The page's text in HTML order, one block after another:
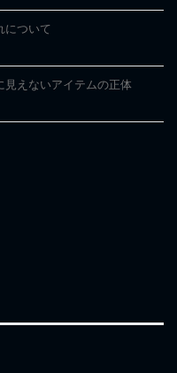
について
見えないアイテムの正体